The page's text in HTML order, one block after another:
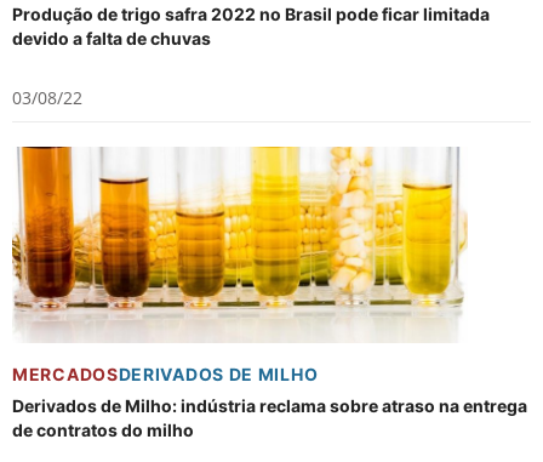
Produção de trigo safra 2022 no Brasil pode ficar limitada
devido a falta de chuvas
03/08/22
MERCADOSDERIVADOS DE MILHO
Derivados de Milho: indústria reclama sobre atraso na entrega
de contratos do milho